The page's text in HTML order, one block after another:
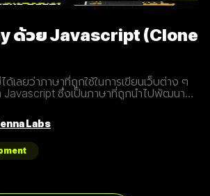
ในระยะเวลาที่น้อยลง ความสามารถในการ
ด้วย Javascript (Clone
ด้เลยว่าภาษาที่ถูกใช้ในการเขียนเว็บต่าง ๆ
ซึ่งเป็นภาษาที่ถูกนำไปพัฒนา
Javascript ที่แตกต่างกัน เราเลยมีแนวทาง
มาแบ่งปันเพื่อน ๆ เกี่ยวกับการจัดการ
กัน เรามาดูตัวอย่างกันเลยดีกว่า
ค่าจาก value type ธรรมดา สามารถเขียน
Labs